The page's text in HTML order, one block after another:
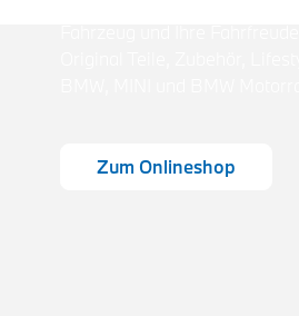
Zum Onlineshop